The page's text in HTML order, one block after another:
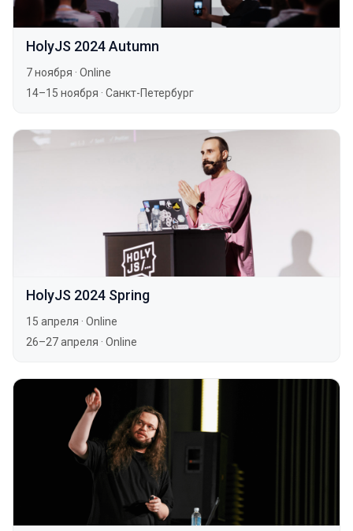
HolyJS 2024 Autumn
7 ноября · Online
14–15 ноября · Санкт-Петербург
HolyJS 2024 Spring
15 апреля · Online
26–27 апреля · Online